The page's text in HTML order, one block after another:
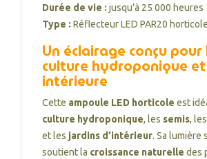
Durée de vie : jusqu’à 25 000 heures
Type : Réflecteur LED PAR20 horticole
Un éclairage conçu pour
culture hydroponique et
intérieure
Cette ampoule LED horticole est
culture hydroponique, les semis, les
et les jardins d’intérieur. Sa lumière
soutient la croissance naturelle des